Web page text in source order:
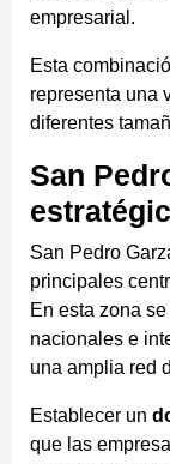
empresarial.
Esta
representa una
diferentes
San
San Pedro
principales
En esta zona
nacionales e
una amplia red
Establecer un
que las